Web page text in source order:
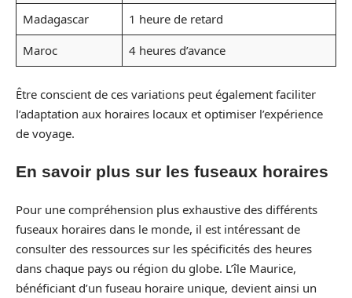
Madagascar
1 heure de retard
Maroc
4 heures d’avance
Être conscient de ces variations peut également faciliter
l’adaptation aux horaires locaux et optimiser l’expérience
de voyage.
En savoir plus sur les fuseaux horaires
Pour une compréhension plus exhaustive des différents
fuseaux horaires dans le monde, il est intéressant de
consulter des ressources sur les spécificités des heures
dans chaque pays ou région du globe. L’île Maurice,
bénéficiant d’un fuseau horaire unique, devient ainsi un